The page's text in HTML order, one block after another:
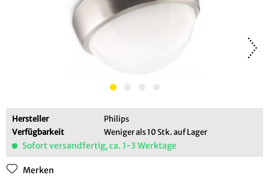
Hersteller
Philips
Verfügbarkeit
Weniger als 10 Stk. auf Lager
Sofort versandfertig, ca. 1-3 Werktage
Merken